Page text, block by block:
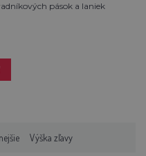
pások a laniek
Výška zľavy